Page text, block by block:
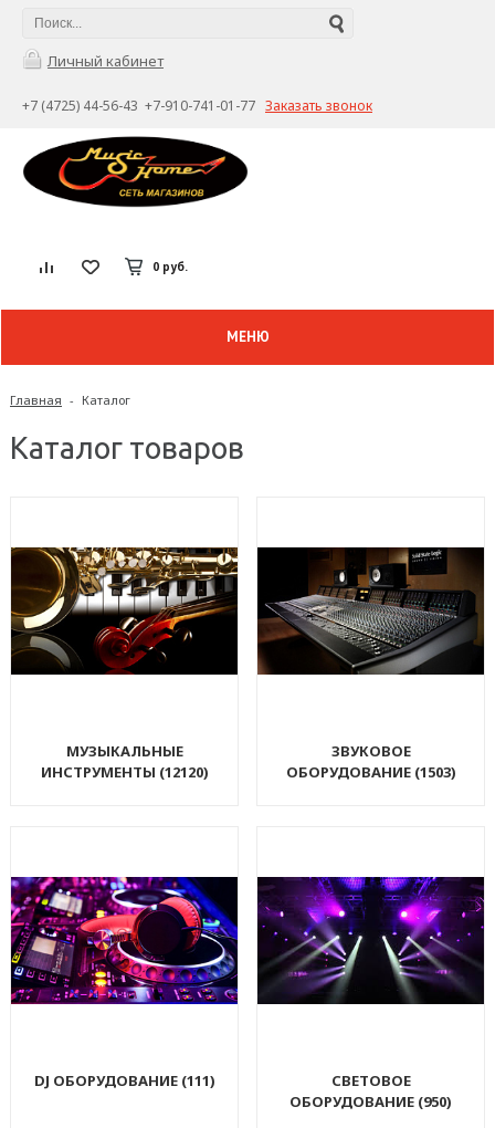
Личный кабинет
+7 (4725) 44-56-43 +7-910-741-01-77 Заказать звонок
0 руб.
МЕНЮ
Главная - Каталог
Каталог товаров
МУЗЫКАЛЬНЫЕ
ИНСТРУМЕНТЫ (12120)
ЗВУКОВОЕ
ОБОРУДОВАНИЕ (1503)
DJ ОБОРУДОВАНИЕ (111)
СВЕТОВОЕ
ОБОРУДОВАНИЕ (950)